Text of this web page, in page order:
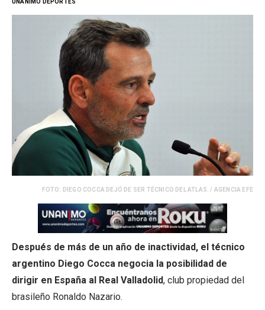
UNANIMO DEPORTES
FOTO: DIEGO COCCA DEJÓ DE SER TÉCNICO DEL ATLAS. / AGENCIA EFE
Después de más de un año de inactividad, el técnico
argentino Diego Cocca negocia la posibilidad de
dirigir en España al Real Valladolid, club propiedad del
brasileño Ronaldo Nazario.